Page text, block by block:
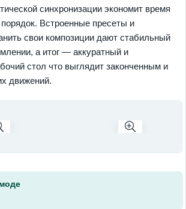
синхронизации экономит время
Встроенные пресеты и
свои композиции дают стабильный
а итог — аккуратный и
стол что выглядит законченным и
движений.